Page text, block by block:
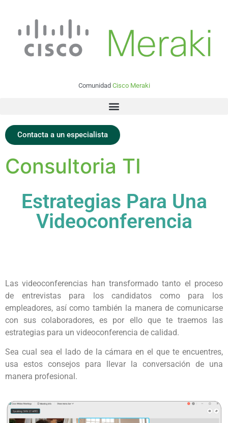
Comunidad Cisco Meraki
Contacta a un especialista
Consultoria TI
Estrategias Para Una
Videoconferencia
Las videoconferencias han transformado tanto el proceso
de entrevistas para los candidatos como para los
empleadores, así como también la manera de comunicarse
con sus colaboradores, es por ello que te traemos las
estrategias para un videoconferencia de calidad.
Sea cual sea el lado de la cámara en el que te encuentres,
usa estos consejos para llevar la conversación de una
manera profesional.